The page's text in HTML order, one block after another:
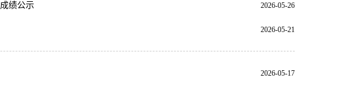
绩公示 2026-05-26
2026-05-21
2026-05-17